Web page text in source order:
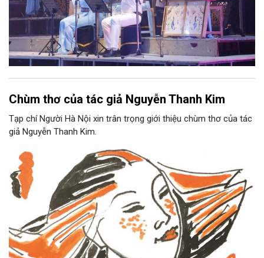
Chùm thơ của tác giả Nguyễn Thanh Kim
Tạp chí Người Hà Nội xin trân trọng giới thiệu chùm thơ của tác
giả Nguyễn Thanh Kim.